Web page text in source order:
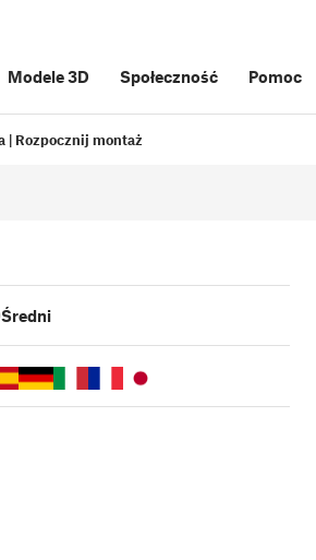
Modele 3D Społeczność Pomoc
| Rozpocznij montaż
Średni